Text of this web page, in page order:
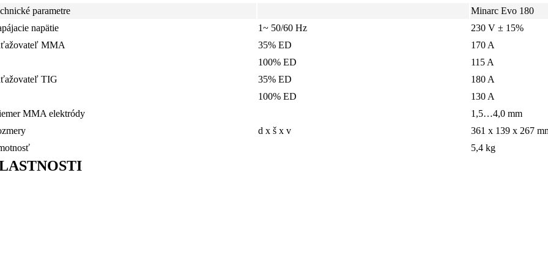
parametre
Minarc Evo 180
napätie
1~ 50/60 Hz
230 V ± 15%
MMA
35% ED
170 A
100% ED
115 A
TIG
35% ED
180 A
100% ED
130 A
MMA elektródy
1,5…4,0 mm
d x š x v
361 x 139 x 267
5,4 kg